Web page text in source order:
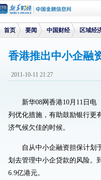
首页
>
要闻
>
中国财经 区域经
香港推出中小企融
2011-10-11 21:27
新华08网香港10月11日
列优化措施，有助鼓励银行更
济气候欠佳的时候。
自从中小企融资担保计划
划去管理中小企贷款的风险。
6.9亿港元。